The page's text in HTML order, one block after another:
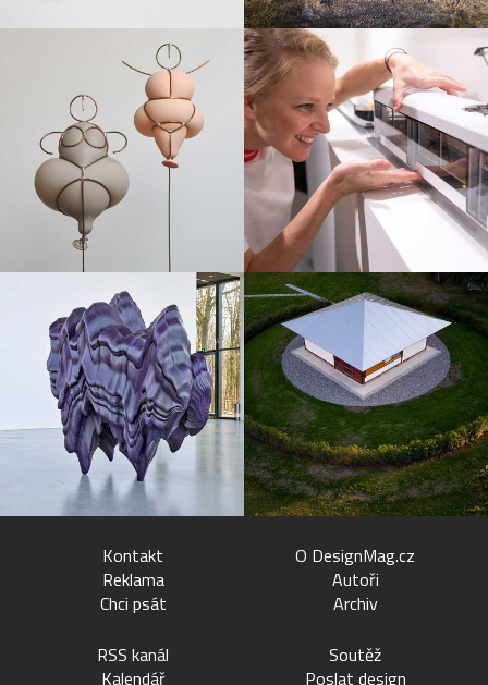
Kontakt
Reklama
Chci psát
O DesignMag.cz
Autoři
Archiv
RSS kanál
Kalendář
Soutěž
Poslat design